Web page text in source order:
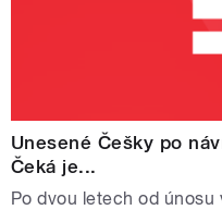
Unesené Češky po
Čeká je...
Po dvou letech od únosu